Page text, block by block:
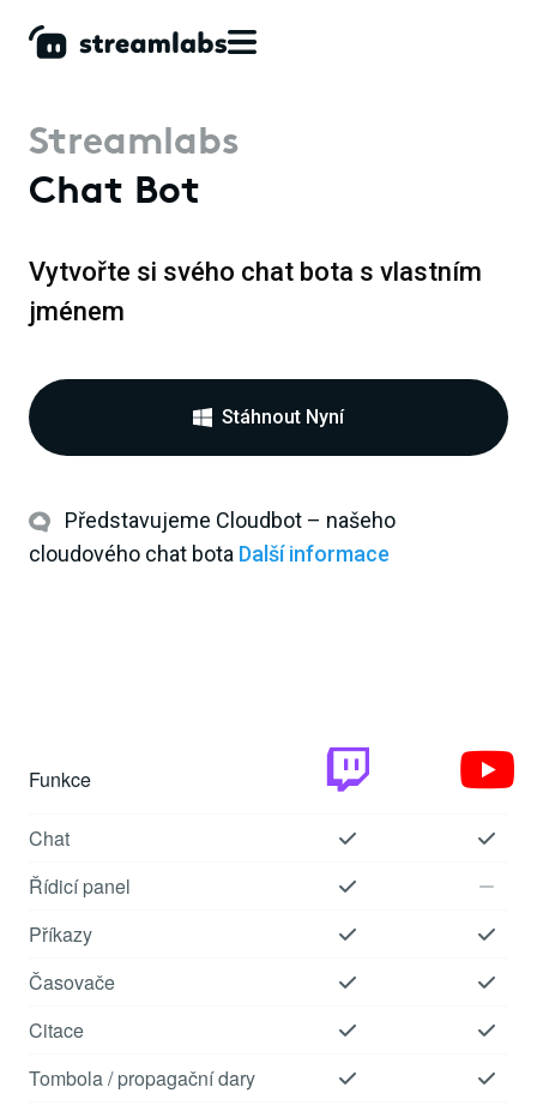
Streamlabs
Chat Bot
Vytvořte si svého chat bota s vlastním
jménem
Stáhnout Nyní
Představujeme Cloudbot – našeho
cloudového chat bota Další informace
Funkce
Chat
Řídicí panel
Příkazy
Časovače
Citace
Tombola / propagační dary